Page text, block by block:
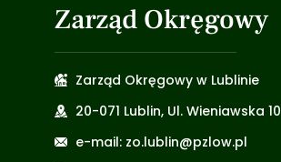
Zarząd Okręgowy
Zarząd Okręgowy w Lublinie
20-071 Lublin, Ul. Wieniawska 10
e-mail: zo.lublin@pzlow.pl